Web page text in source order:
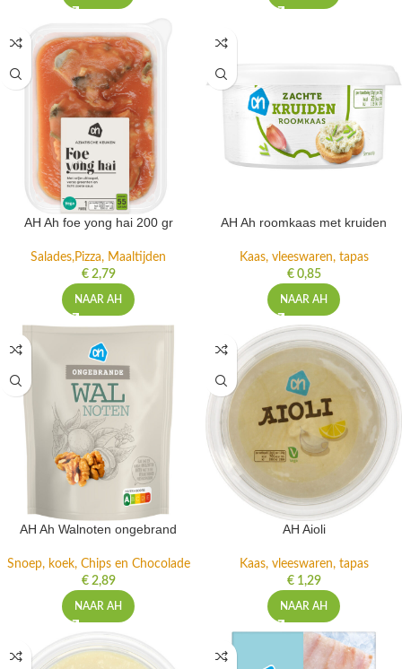
AH Ah foe yong hai 200 gr
Salades,Pizza, Maaltijden
€2,79
NAAR AH
AH Ah roomkaas met kruiden
Kaas, vleeswaren, tapas
€0,85
NAAR AH
AH Ah Walnoten ongebrand
Snoep, koek, Chips en Chocolade
€2,89
NAAR AH
AH Aioli
Kaas, vleeswaren, tapas
€1,29
NAAR AH